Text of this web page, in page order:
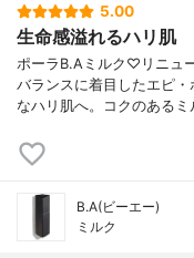
5.00
生命感溢れるハリ肌
ポーラB.Aミルク♡リニュ
バランスに着目したエピ
なハリ肌へ。コクのある
B.A(ビーエー)
ミルク